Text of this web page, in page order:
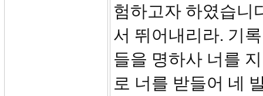
험하고자 하였습니
서 뛰어내리라. 기
들을 명하사 너를
로 너를 받들어 네